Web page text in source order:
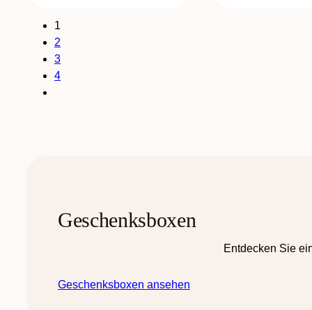
1
2
3
4
Geschenksboxen
Entdecken Sie
Geschenksboxen ansehen